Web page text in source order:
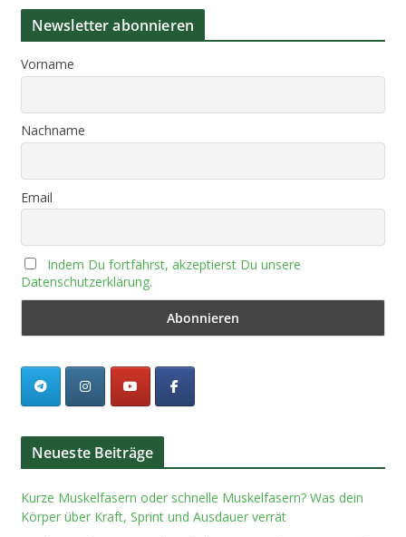
Newsletter abonnieren
Vorname
Nachname
Email
Indem Du fortfährst, akzeptierst Du unsere
Datenschutzerklärung.
Neueste Beiträge
Kurze Muskelfasern oder schnelle Muskelfasern? Was dein
Körper über Kraft, Sprint und Ausdauer verrät